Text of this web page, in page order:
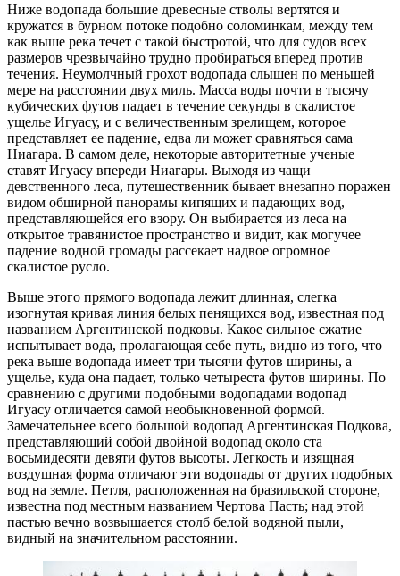
Ниже водопада большие древесные стволы вертятся и
кружатся в бурном потоке подобно соломинкам, между тем
как выше река течет с такой быстротой, что для судов всех
размеров чрезвычайно трудно пробираться вперед против
течения. Неумолчный грохот водопада слышен по меньшей
мере на расстоянии двух миль. Масса воды почти в тысячу
кубических футов падает в течение секунды в скалистое
ущелье Игуасу, и с величественным зрелищем, которое
представляет ее падение, едва ли может сравняться сама
Ниагара. В самом деле, некоторые авторитетные ученые
ставят Игуасу впереди Ниагары. Выходя из чащи
девственного леса, путешественник бывает внезапно поражен
видом обширной панорамы кипящих и падающих вод,
представляющейся его взору. Он выбирается из леса на
открытое травянистое пространство и видит, как могучее
падение водной громады рассекает надвое огромное
скалистое русло.
Выше этого прямого водопада лежит длинная, слегка
изогнутая кривая линия белых пенящихся вод, известная под
названием Аргентинской подковы. Какое сильное сжатие
испытывает вода, пролагающая себе путь, видно из того, что
река выше водопада имеет три тысячи футов ширины, а
ущелье, куда она падает, только четыреста футов ширины. По
сравнению с другими подобными водопадами водопад
Игуасу отличается самой необыкновенной формой.
Замечательнее всего большой водопад Аргентинская Подкова,
представляющий собой двойной водопад около ста
восьмидесяти девяти футов высоты. Легкость и изящная
воздушная форма отличают эти водопады от других подобных
вод на земле. Петля, расположенная на бразильской стороне,
известна под местным названием Чертова Пасть; над этой
пастью вечно возвышается столб белой водяной пыли,
видный на значительном расстоянии.